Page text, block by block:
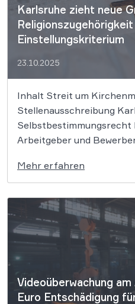
Karlsruhe zieht neue
Religionszugehörigkeit
Einstellungskriterium
23.10.2025
Inhalt Streit um
Stellenausschreibung
Arbeitgeber und
Kirche Bewerber
Kirchenmitglieder sind?
deutsche und
Jahren. Jetzt hat das
Mehr erfahren
Videoüberwachung
Euro Entschädigung